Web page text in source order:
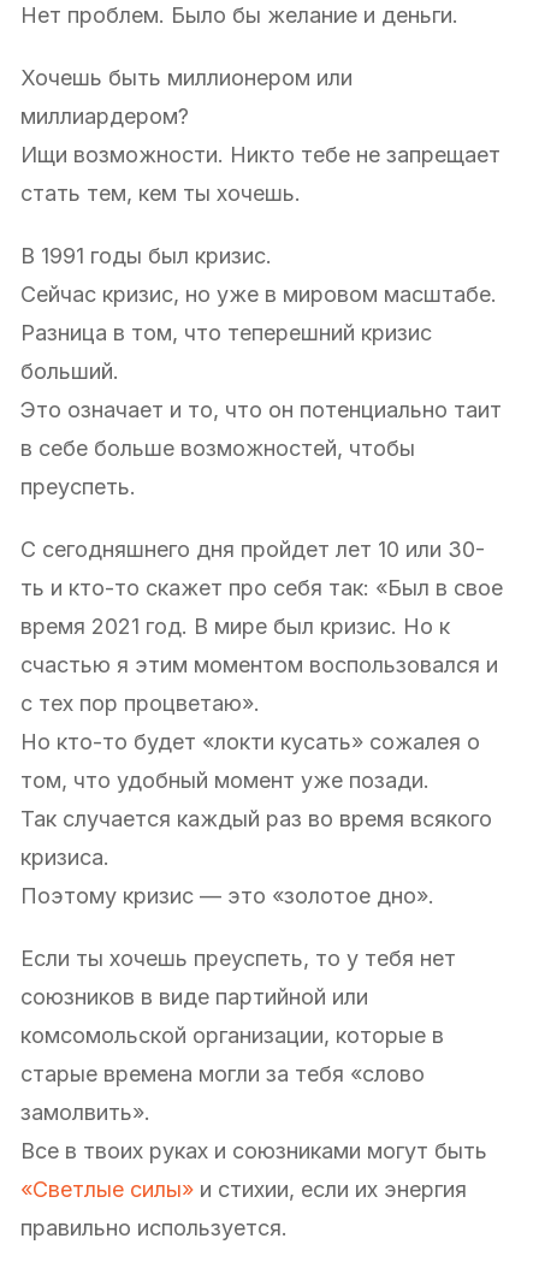
Нет проблем. Было бы желание и деньги.
Хочешь быть миллионером или
миллиардером?
Ищи возможности. Никто тебе не запрещает
стать тем, кем ты хочешь.
В 1991 годы был кризис.
Сейчас кризис, но уже в мировом масштабе.
Разница в том, что теперешний кризис
больший.
Это означает и то, что он потенциально таит
в себе больше возможностей, чтобы
преуспеть.
С сегодняшнего дня пройдет лет 10 или 30-
ть и кто-то скажет про себя так: «Был в свое
время 2021 год. В мире был кризис. Но к
счастью я этим моментом воспользовался и
с тех пор процветаю».
Но кто-то будет «локти кусать» сожалея о
том, что удобный момент уже позади.
Так случается каждый раз во время всякого
кризиса.
Поэтому кризис — это «золотое дно».
Если ты хочешь преуспеть, то у тебя нет
союзников в виде партийной или
комсомольской организации, которые в
старые времена могли за тебя «слово
замолвить».
Все в твоих руках и союзниками могут быть
«Светлые силы» и стихии, если их энергия
правильно используется.